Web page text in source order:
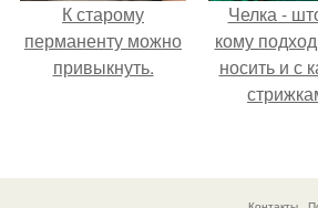
К старому
перманенту можно
привыкнуть.
Челка -
кому
носить и с